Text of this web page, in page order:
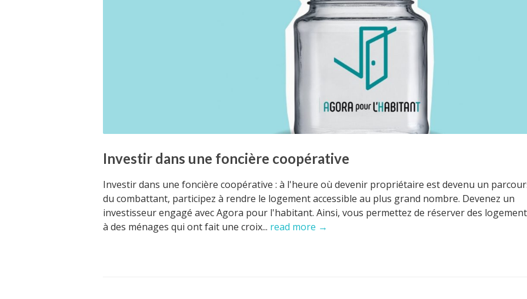
Investir dans une foncière coopérative
Investir dans une foncière coopérative : à l'heure où devenir propriétaire est devenu un
du combattant, participez à rendre le logement accessible au plus grand nombre. Devenez un
investisseur engagé avec Agora pour l'habitant. Ainsi, vous permettez de réserver des
à des ménages qui ont fait une croix... read more →